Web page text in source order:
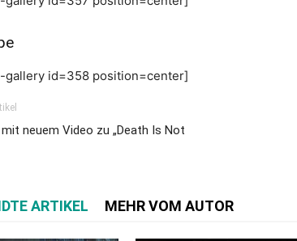
gallery id=358 position=center]
neuem Video zu „Death Is Not
ARTIKEL MEHR VOM AUTOR